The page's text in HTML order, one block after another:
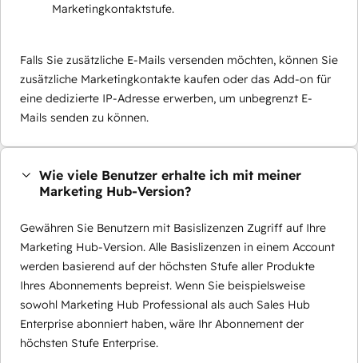
Marketingkontaktstufe.
Falls Sie zusätzliche E-Mails versenden möchten, können Sie
zusätzliche Marketingkontakte kaufen oder das Add-on für
eine dedizierte IP-Adresse erwerben, um unbegrenzt E-
Mails senden zu können.
Wie viele Benutzer erhalte ich mit meiner
Marketing Hub-Version?
Gewähren Sie Benutzern mit Basislizenzen Zugriff auf Ihre
Marketing Hub-Version. Alle Basislizenzen in einem Account
werden basierend auf der höchsten Stufe aller Produkte
Ihres Abonnements bepreist. Wenn Sie beispielsweise
sowohl Marketing Hub Professional als auch Sales Hub
Enterprise abonniert haben, wäre Ihr Abonnement der
höchsten Stufe Enterprise.